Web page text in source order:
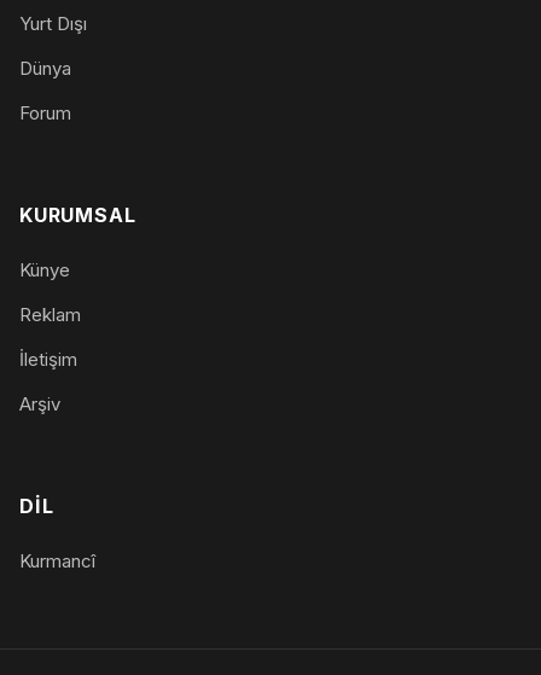
Yurt Dışı
Dünya
Forum
KURUMSAL
Künye
Reklam
İletişim
Arşiv
DIL
Kurmancî